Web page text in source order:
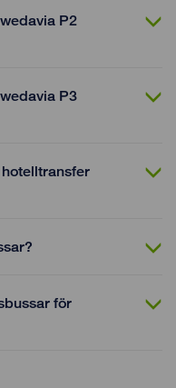
P2
P3
för